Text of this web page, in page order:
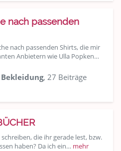
nach passenden
nach passenden Shirts, die mir
Anbietern wie Ulla Popken…
, 27 Beiträge
die ihr gerade lest, bzw.
haben? Da ich ein… mehr